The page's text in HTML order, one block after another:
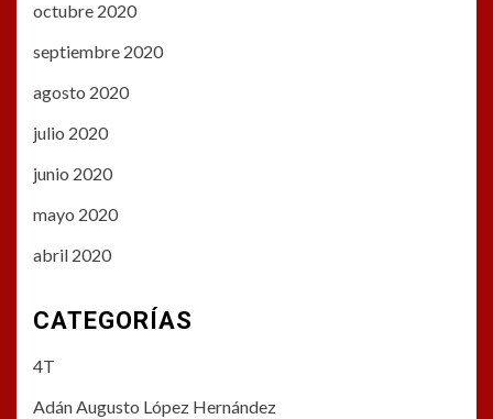
octubre 2020
septiembre 2020
agosto 2020
julio 2020
junio 2020
mayo 2020
abril 2020
CATEGORÍAS
4T
Adán Augusto López Hernández